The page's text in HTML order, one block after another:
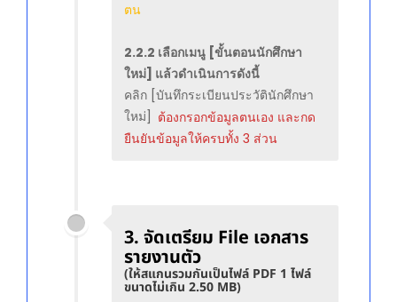
ตน
2.2.2 เลือกเมนู [ขั้นตอนนักศึกษา
ใหม่] แล้วดำเนินการดังนี้
คลิก [บันทึกระเบียนประวัตินักศึกษา
ใหม่]
ต้องกรอกข้อมูลตนเอง และกด
ยืนยันข้อมูลให้ครบทั้ง 3 ส่วน
3. จัดเตรียม File เอกสาร
รายงานตัว
(ให้สแกนรวมกันเป็นไฟล์ PDF 1 ไฟล์
ขนาดไม่เกิน 2.50 MB)